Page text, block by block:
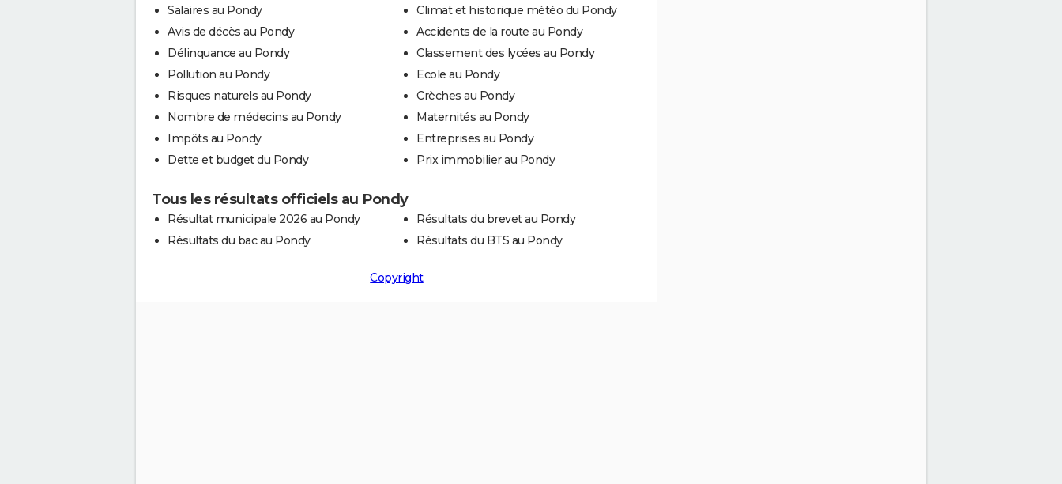
Salaires au Pondy
Avis de décès au Pondy
Délinquance au Pondy
Pollution au Pondy
Risques naturels au Pondy
Nombre de médecins au Pondy
Impôts au Pondy
Dette et budget du Pondy
Climat et historique météo du Pondy
Accidents de la route au Pondy
Classement des lycées au Pondy
Ecole au Pondy
Crèches au Pondy
Maternités au Pondy
Entreprises au Pondy
Prix immobilier au Pondy
Tous les résultats officiels au Pondy
Résultat municipale 2026 au Pondy
Résultats du bac au Pondy
Résultats du brevet au Pondy
Résultats du BTS au Pondy
Copyright